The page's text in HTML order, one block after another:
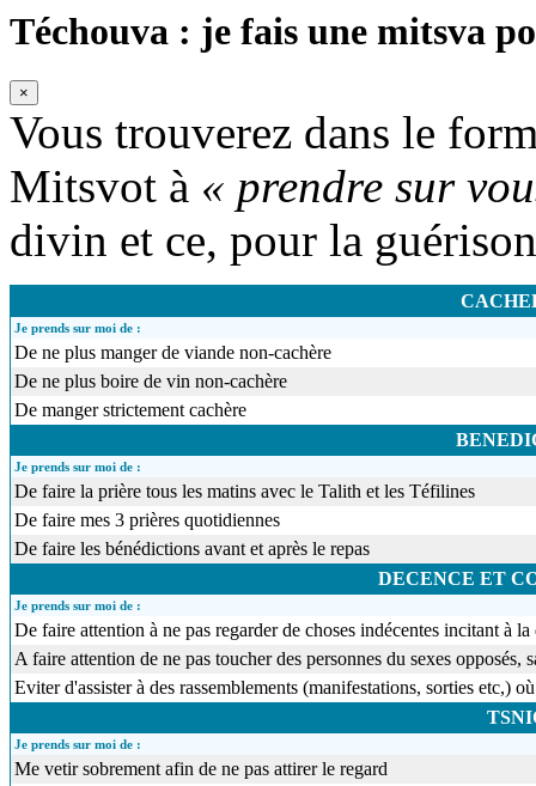
Téchouva : je fais une mitsva
×
Vous trouverez dans le
Mitsvot à « prendre sur
divin et ce, pour la
Je prends sur moi de :
De ne plus manger de viande non-cachère
De ne plus boire de vin non-cachère
De manger strictement cachère
Je prends sur moi de :
De faire la prière tous les matins avec le Talith et les Téfilines
De faire mes 3 prières quotidiennes
De faire les bénédictions avant et après le repas
DECENCE ET
Je prends sur moi de :
De faire attention à ne pas regarder de choses indécentes incitant à
A faire attention de ne pas toucher des personnes du sexes
Eviter d'assister à des rassemblements (manifestations, sorties etc,)
Je prends sur moi de :
Me vetir sobrement afin de ne pas attirer le regard